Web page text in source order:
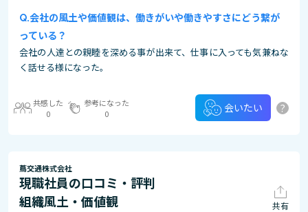
会社の風土や価値観は、働きがいや働きやすさにどう繋が
っている？
会社の人達との親睦を深める事が出来て、仕事に入っても気兼ねな
く話せる様になった。
共感した
0
参考になった
0
会いたい ?
蔦交通株式会社
現職社員の口コミ・評判
組織風土・価値観
共有